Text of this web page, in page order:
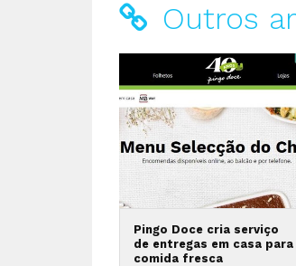
Outros
Pingo Doce cria serviço
de entregas em casa para
comida fresca